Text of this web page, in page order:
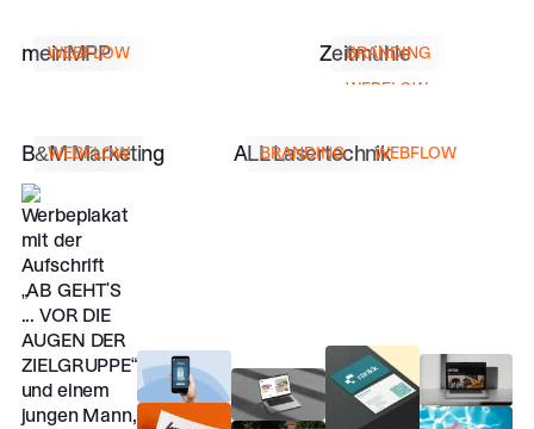
WEBFLOW
meinMPP BRANDING
WEBFLOW
Zeitmühle
WEBFLOW
Projekt
B&M Marketing BRANDING WEBFLOW
Projekt ansehen
ALL Lasertechnik
Alle Projekte ansehen